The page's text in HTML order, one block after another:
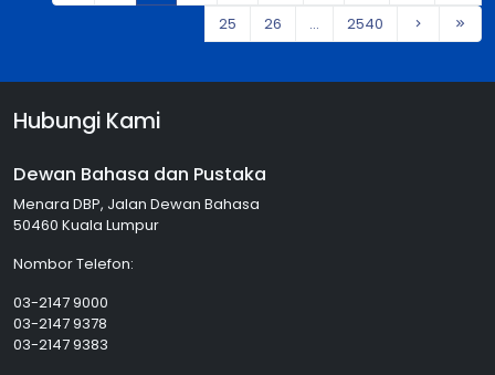
25
26 ... 2540
Hubungi Kami
Dewan Bahasa dan Pustaka
Menara DBP, Jalan Dewan Bahasa
50460 Kuala Lumpur
Nombor Telefon:
03-2147 9000
03-2147 9378
03-2147 9383